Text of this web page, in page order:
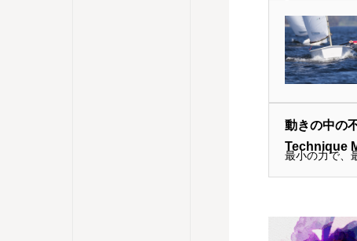
動きの中の
Technique
最小の力で、